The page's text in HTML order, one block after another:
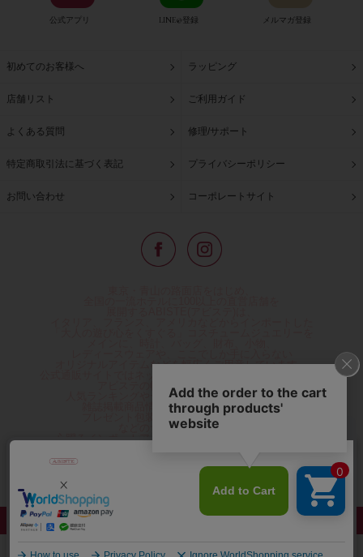
公式アプリ LINE@登録 メルマガ登録
初めてのお客様へ ラッピング
店舗リスト ご利用ガイド
よくある質問 修理/サポート
特定商取引法に基づく表記 プライバシーポリシー
お問い合わせ コーポレートサイト
オリジナルアイテムなどを幅広くご用意しています。
アビステの幅広い商品を取り揃え、
人気ランキングやテレビなどメディア着用商品、
雑誌掲載商品情報を紹介するコンテンツ、
プレゼント包装無料や独自のポイント還元
などのサービスをご提供。
心躍るインポートアクセサリーや時計、小物などで、
夢やときめきを与えられるよう願っています。
◆ギフトラッピング無料/11,000円以上のご注文で送料無料◆
©ABISTE WEB SHOP